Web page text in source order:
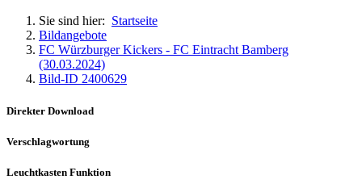
Sie sind hier: Startseite
Bildangebote
FC Würzburger Kickers - FC Eintracht Bamberg
(30.03.2024)
Bild-ID 2400629
Direkter Download
Verschlagwortung
Leuchtkasten Funktion